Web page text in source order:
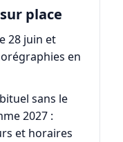
place
28 juin et
en
sans le
2027 :
et horaires